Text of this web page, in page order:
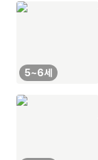
5~6세